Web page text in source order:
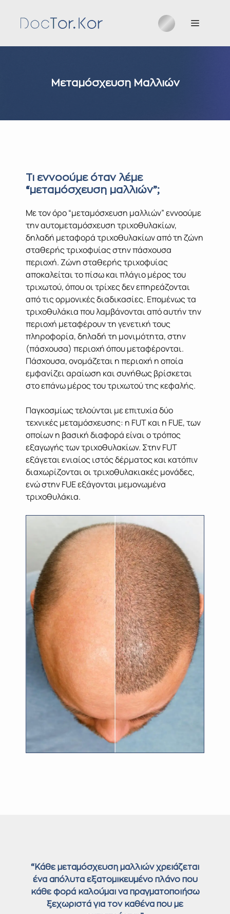
περιεχόμενο
Μενού
Μεταμόσχευση Μαλλιών
Τι εννοούμε όταν λέμε
“μεταμόσχευση μαλλιών”;
Με τον όρο “μεταμόσχευση μαλλιών” εννοούμε
την αυτομεταμόσχευση τριχοθυλακίων,
δηλαδή μεταφορά τριχοθυλακίων από τη ζώνη
σταθερής τριχοφυίας στην πάσχουσα
περιοχή. Ζώνη σταθερής τριχοφυίας
αποκαλείται το πίσω και πλάγιο μέρος του
τριχωτού, όπου οι τρίχες δεν επηρεάζονται
από τις ορμονικές διαδικασίες. Επομένως τα
τριχοθυλάκια που λαμβάνονται από αυτήν την
περιοχή μεταφέρουν τη γενετική τους
πληροφορία, δηλαδή τη μονιμότητα, στην
(πάσχουσα) περιοχή όπου μεταφέρονται.
Πάσχουσα, ονομάζεται η περιοχή η οποία
εμφανίζει αραίωση και συνήθως βρίσκεται
στο επάνω μέρος του τριχωτού της κεφαλής.
Παγκοσμίως τελούνται με επιτυχία δύο
τεχνικές μεταμόσχευσης: η FUT και η FUE, των
οποίων η βασική διαφορά είναι ο τρόπος
εξαγωγής των τριχοθυλακίων. Στην FUT
εξάγεται ενιαίος ιστός δέρματος και κατόπιν
διαχωρίζονται οι τριχοθυλακιακές μονάδες,
ενώ στην FUE εξάγονται μεμονωμένα
τριχοθυλάκια.
“Κάθε μεταμόσχευση μαλλιών χρειάζεται
ένα απόλυτα εξατομικευμένο πλάνο που
κάθε φορά καλούμαι να πραγματοποιήσω
ξεχωριστά για τον καθένα που με